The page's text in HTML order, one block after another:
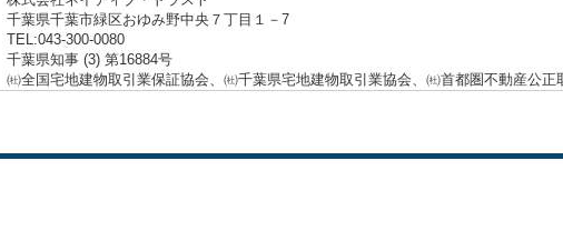
千葉県千葉市緑区おゆみ野中央７丁目１－7
TEL:043-300-0080
千葉県知事 (3) 第16884号
㈳全国宅地建物取引業保証協会、㈳千葉県宅地建物取引業協会、㈳首都圏不動産公正